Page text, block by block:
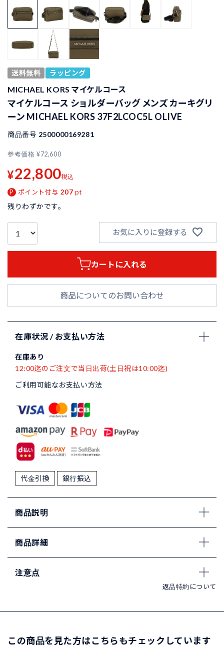
送料無料 ラッピング
MICHAEL KORS マイケルコース
マイケルコース ショルダーバッグ メンズ カーキグリ
ーン MICHAEL KORS 37F2LCOC5L OLIVE
商品番号 2500000169281
参考価格 ¥72,600
¥22,800税込
ポイント付与 207 pt
残りわずかです。
お気に入りに登録する
カートに入れる
商品についてのお問い合わせ
在庫状況 / お支払い方法
在庫あり
12:00迄のご注文で当日出荷(土日祝は10:00迄)
ご利用可能なお支払い方法
代金引換 銀行振込
商品説明
商品詳細
注意点
返品特約について
この商品を見た方はこちらもチェックしています